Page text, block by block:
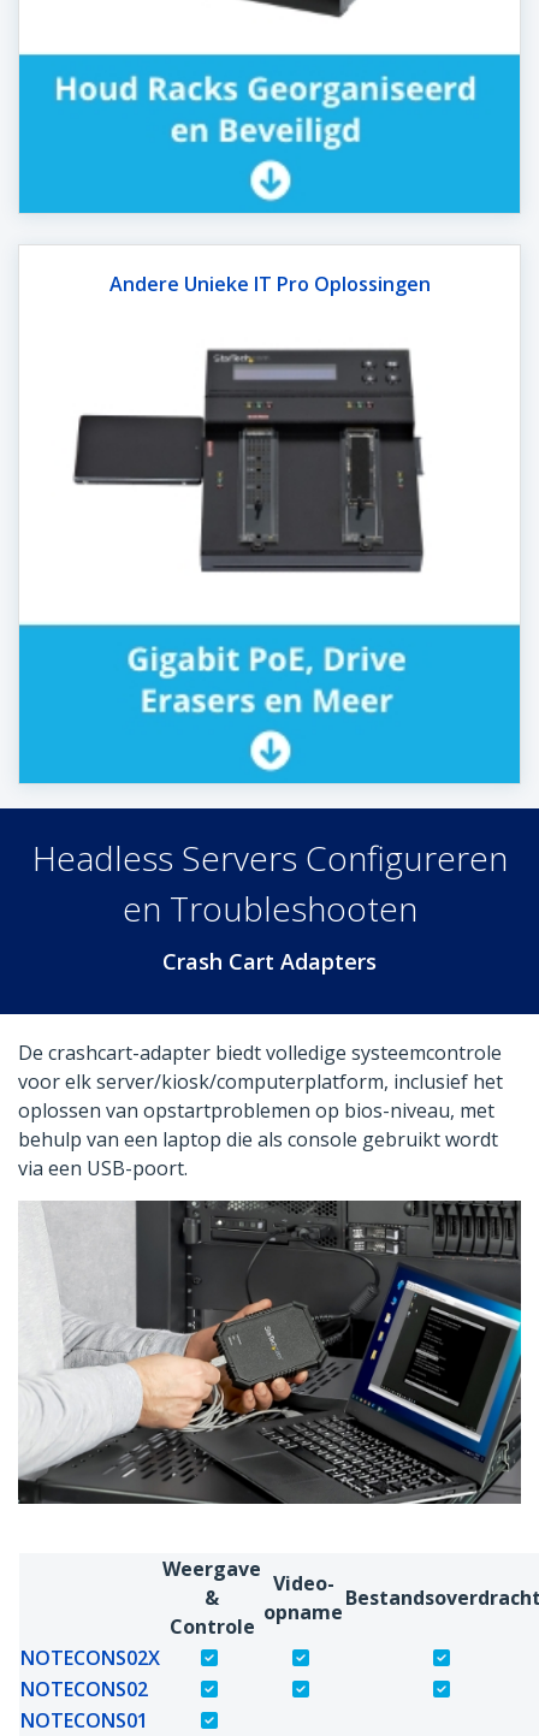
Andere Unieke IT Pro Oplossingen
Headless Servers Configureren
en Troubleshooten
Crash Cart Adapters
De crashcart-adapter biedt volledige systeemcontrole
voor elk server/kiosk/computerplatform, inclusief het
oplossen van opstartproblemen op bios-niveau, met
behulp van een laptop die als console gebruikt wordt
via een USB-poort.
Weergave
&
Controle
Video-
opname
NOTECONS02X
NOTECONS02
NOTECONS01